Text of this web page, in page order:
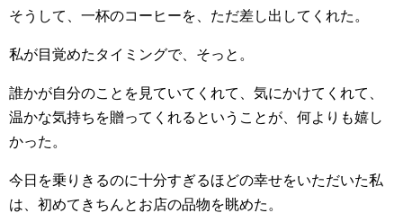
そうして、一杯のコーヒーを、ただ差し出してくれた。
私が目覚めたタイミングで、そっと。
誰かが自分のことを見ていてくれて、気にかけてくれて、
温かな気持ちを贈ってくれるということが、何よりも嬉し
かった。
今日を乗りきるのに十分すぎるほどの幸せをいただいた私
は、初めてきちんとお店の品物を眺めた。